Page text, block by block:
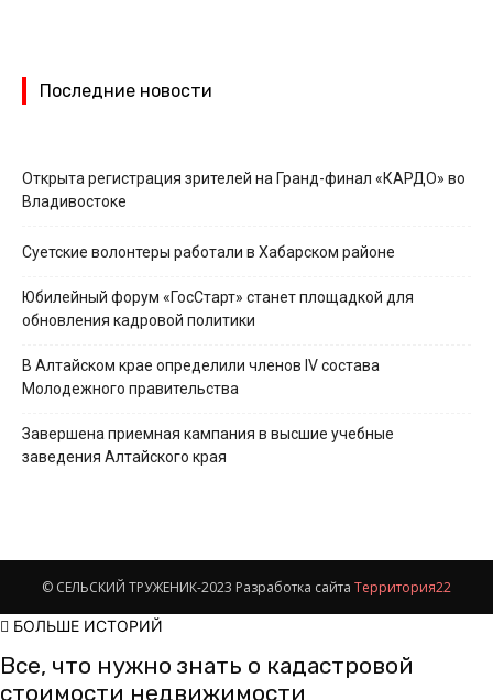
Последние новости
Открыта регистрация зрителей на Гранд-финал «КАРДО» во
Владивостоке
Суетские волонтеры работали в Хабарском районе
Юбилейный форум «ГосСтарт» станет площадкой для
обновления кадровой политики
В Алтайском крае определили членов IV состава
Молодежного правительства
Завершена приемная кампания в высшие учебные
заведения Алтайского края
© СЕЛЬСКИЙ ТРУЖЕНИК-2023 Разработка сайта Территория22
БОЛЬШЕ ИСТОРИЙ
Все, что нужно знать о кадастровой
стоимости недвижимости